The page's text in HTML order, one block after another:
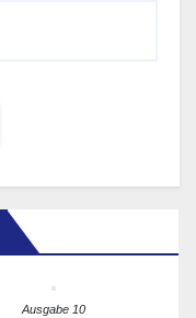
Ausgabe 10